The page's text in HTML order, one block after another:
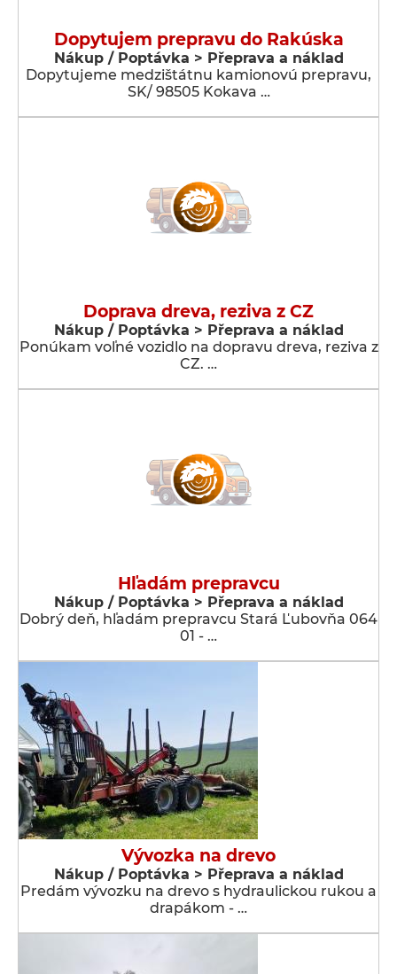
Dopytujem prepravu do Rakúska
Nákup / Poptávka > Přeprava a náklad
Dopytujeme medzištátnu kamionovú prepravu,
SK/ 98505 Kokava …
Doprava dreva, reziva z CZ
Nákup / Poptávka > Přeprava a náklad
Ponúkam voľné vozidlo na dopravu dreva, reziva z
CZ. …
Hľadám prepravcu
Nákup / Poptávka > Přeprava a náklad
Dobrý deň, hľadám prepravcu Stará Ľubovňa 064
01 - …
Vývozka na drevo
Nákup / Poptávka > Přeprava a náklad
Predám vývozku na drevo s hydraulickou rukou a
drapákom - …